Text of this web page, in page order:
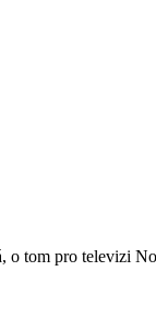
o tom pro televizi